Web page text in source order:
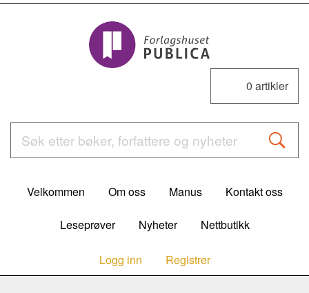
0 artikler
Velkommen Om oss Manus Kontakt oss
Leseprøver Nyheter Nettbutikk
Logg inn Registrer